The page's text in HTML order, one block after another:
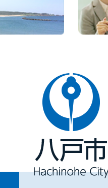
八
戸
市
Hachinohe
City